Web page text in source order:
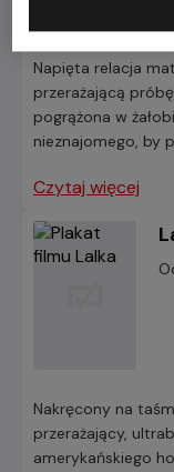
Napięta relacja
przerażającą
pogrążona w
nieznajomego, by
Czytaj więcej
Nakręcony na
przerażający,
amerykańskiego